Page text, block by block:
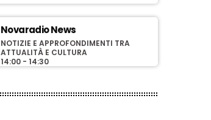
Novaradio News
NOTIZIE E APPROFONDIMENTI TRA
ATTUALITÀ E CULTURA
14:00 - 14:30